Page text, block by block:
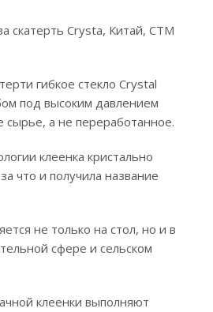
скатерть Crysta, Китай, СТМ
гибкое стекло Crystal
под высоким давлением
сырье, а не переработанное.
клеенка кристально
что и получила название
не только на стол, но и в
сфере и сельском
клеенки выполняют